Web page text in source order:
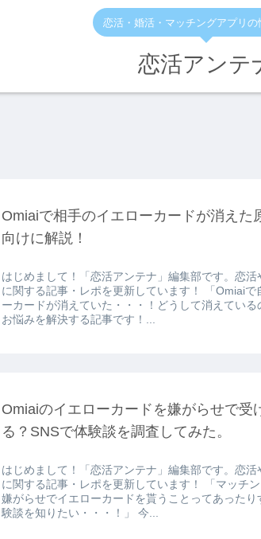
恋活・婚活・マッチングアプリの
恋活アンテ
Omiaiで相手のイエローカードが消えた
向けに解説！
はじめまして！「恋活アンテナ」編集部です。恋活
に関する記事・レポを更新しています！ 「Omiaiで
ーカードが消えていた・・・！どうして消えてい
お悩みを解決する記事です！...
Omiaiのイエローカードを嫌がらせで受
る？SNSで体験談を調査してみた。
はじめまして！「恋活アンテナ」編集部です。恋活
に関する記事・レポを更新しています！ 「マッチ
嫌がらせでイエローカードを貰うことってあった
験談を知りたい・・・！」 今...